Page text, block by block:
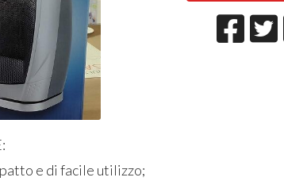
e di facile utilizzo;